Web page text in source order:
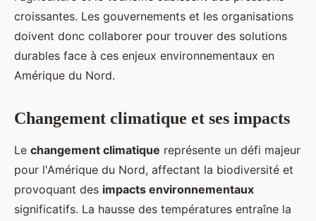
croissantes. Les gouvernements et les organisations
doivent donc collaborer pour trouver des solutions
durables face à ces enjeux environnementaux en
Amérique du Nord.
Changement climatique et ses impacts
Le changement climatique représente un défi majeur
pour l'Amérique du Nord, affectant la biodiversité et
provoquant des impacts environnementaux
significatifs. La hausse des températures entraîne la